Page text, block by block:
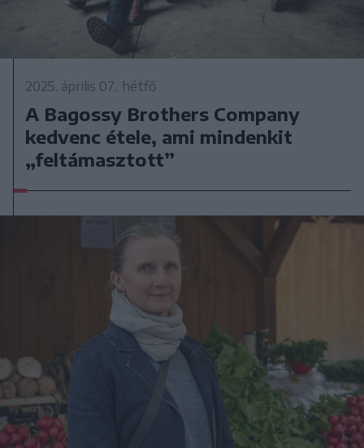
2025. április 07., hétfő
A Bagossy Brothers Company
kedvenc étele, ami mindenkit
„feltámasztott”